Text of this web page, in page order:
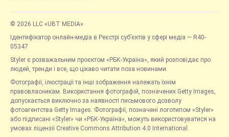
© 2026 LLC «UBT MEDIA»
Ідентифікатор онлайн-медіа в Реєстрі суб’єктів у сфері медіа — R40-
05347
Styler є розважальним проєктом «РБК-Україна», який розповідає про
людей, тренди і все, що цікаво читати поза новинами.
Фотографії, ілюстрації та інші зображення належать їхнім
правовласникам. Використання фотографій, позначених Getty Images,
допускається виключно за наявності письмового дозволу
фотоагентства Getty Images. Фотографії, позначені логотипом «Styler»
або підписані «Styler» чи «РБК-Україна», можуть використовуватися на
умовах ліцензії Creative Commons Attribution 4.0 International.